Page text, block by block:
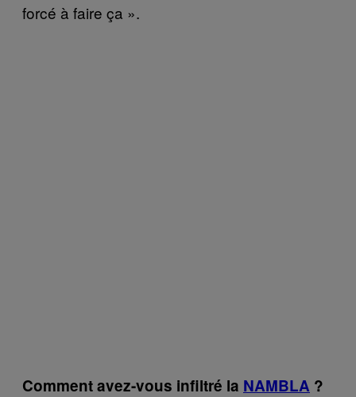
forcé à faire ça ».
Comment avez-vous infiltré la NAMBLA ?